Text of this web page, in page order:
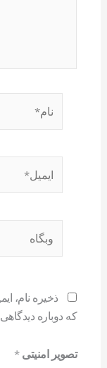
ذخیره نام،
که دوباره
تصویر امنیتی*